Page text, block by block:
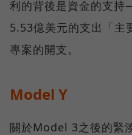
利的背後是資金的支
5.53億美元的支出「
專案的開支。
Model Y
關於Model 3之後的緊